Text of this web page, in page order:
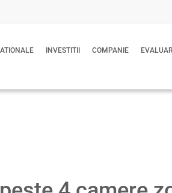
INVESTITII COMPANIE